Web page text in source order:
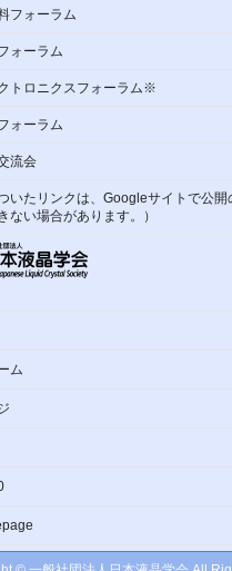
フォーラム
ォーラム
トロニクスフォーラム※
ォーラム
流会
いたリンクは、Googleサイトで公開
ない場合があります。）
ム